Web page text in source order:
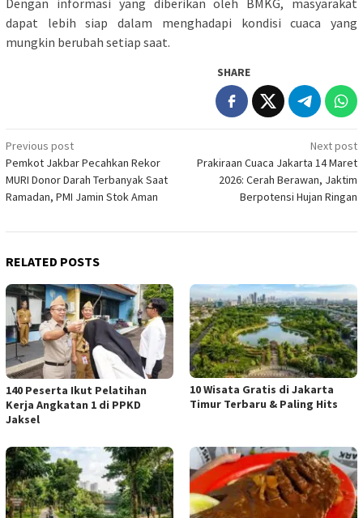
dapat lebih siap dalam menghadapi kondisi cuaca yang
mungkin berubah setiap saat.
SHARE
Post
navigation
Previous post
Pemkot Jakbar Pecahkan Rekor
MURI Donor Darah Terbanyak Saat
Ramadan, PMI Jamin Stok Aman
Next post
Prakiraan Cuaca Jakarta 14 Maret
2026: Cerah Berawan, Jaktim
Berpotensi Hujan Ringan
RELATED POSTS
140 Peserta Ikut Pelatihan
Kerja Angkatan 1 di PPKD
Jaksel
10 Wisata Gratis di Jakarta
Timur Terbaru & Paling Hits